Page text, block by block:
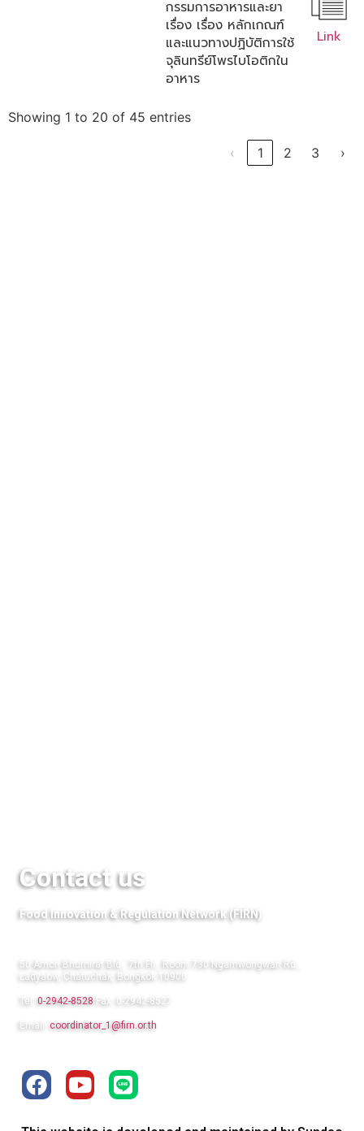
กรรมการอาหารและยา
เรื่อง เรื่อง หลักเกณฑ์
และแนวทางปฏิบัติการใช้
จุลินทรีย์โพรไบโอติกใน
อาหาร
Link
Showing 1 to 20 of 45 entries
‹ 1 2 3 ›
Contact us
Food Innovation & Regulation Network (FIRN)
50 Amon Bhumirat Bld., 7th Flr., Room 730 Ngamwongwan Rd.,
Ladyaow, Chatuchak, Bongkok 10900
Tel: 0-2942-8528 Fax: 0-2942-8527
Email: coordinator_1@firn.or.th